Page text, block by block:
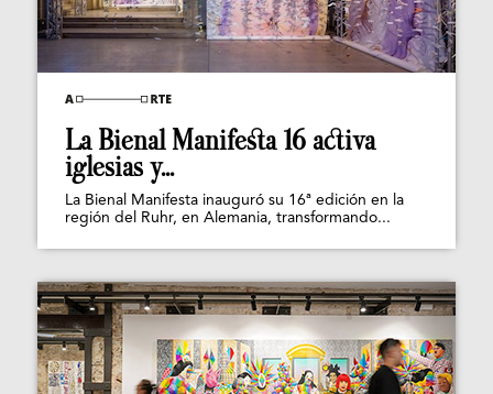
La Bienal Manifesta 16 activa
iglesias y...
La Bienal Manifesta inauguró su 16ª edición en la
región del Ruhr, en Alemania, transformando...